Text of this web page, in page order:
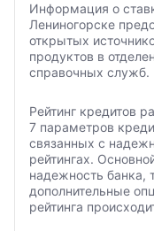
Информация о
Лениногорске
открытых
продуктов в
справочных служб.
Рейтинг кредитов
7 параметров
связанных с
рейтингах.
надежность банка,
дополнительные
рейтинга